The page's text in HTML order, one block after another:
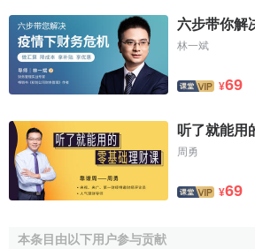
大幅度增加貨幣供給，導致下一輪的流
（4）加快人民幣匯率 市場化
2005年是人民幣 匯率市場化成效顯
下：5月18日，批准
銀行間外匯市場正
同日， 中國外匯交易中心 推出八對外
發佈自2005年7月21日起，開始實行以
考一籃子貨幣進行調節、 有管理的浮動
8.1100元人民幣，作為次日銀行間外匯
六步带你解
林一斌
¥69
听了就能用
周勇
¥69
本条目由以下用户参与贡献